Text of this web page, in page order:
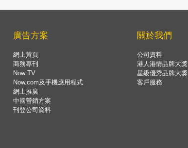
廣告方案
網上黃頁
商務專刊
Now TV
Now.com及手機應用程式
網上推廣
中國營銷方案
刊登公司資料
關於我們
公司資料
港人港情品牌大獎
星級優秀品牌大獎
客戶服務